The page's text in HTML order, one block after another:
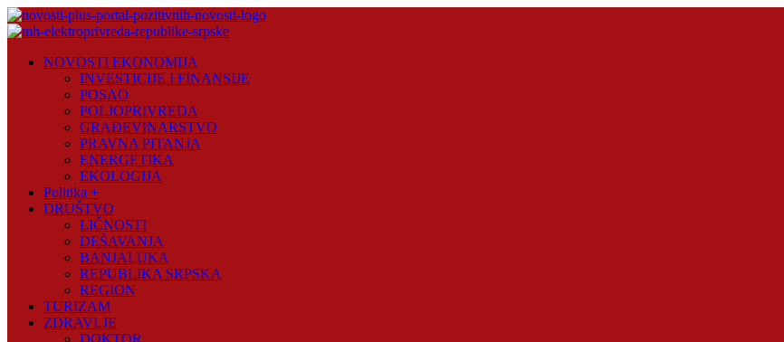
Skip
to
Plus
NOVOSTI EKONOMIJA
INVESTICIJE I FINANSIJE
POSAO
POLJOPRIVREDA
GRAĐEVINARSTVO
PRAVNA PITANJA
ENERGETIKA
EKOLOGIJA
Politika +
DRUŠTVO
LIČNOSTI
DEŠAVANJA
BANJALUKA
REPUBLIKA SRPSKA
REGION
TURIZAM
ZDRAVLJE
DOKTOR